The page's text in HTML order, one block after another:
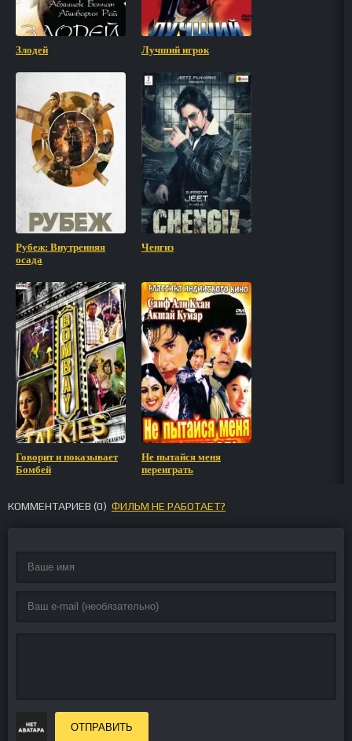
Злодей Лучший игрок
Рубеж: Внутренняя
осада
Ченгиз
Говорит и показывает
Бомбей
Не пытайся меня
переиграть
КОММЕНТАРИЕВ (0) ФИЛЬМ НЕ РАБОТАЕТ?
ОТПРАВИТЬ